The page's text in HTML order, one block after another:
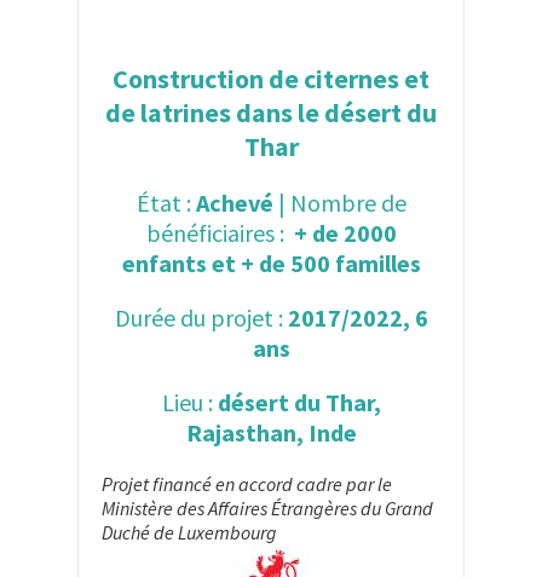
Construction de citernes et
de latrines dans le désert du
Thar
État :Achevé | Nombre de
bénéficiaires : + de 2000
enfants et + de 500 familles
Durée du projet : 2017/2022, 6
ans
Lieu : désert du Thar,
Rajasthan, Inde
Projet financé en accord cadre par le
Ministère des Affaires Étrangères du Grand
Duché de Luxembourg